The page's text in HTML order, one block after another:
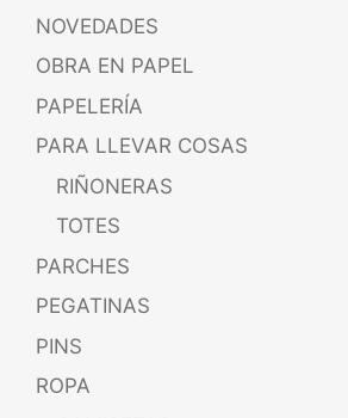
NOVEDADES
OBRA EN PAPEL
PAPELERÍA
PARA LLEVAR COSAS
RIÑONERAS
TOTES
PARCHES
PEGATINAS
PINS
ROPA